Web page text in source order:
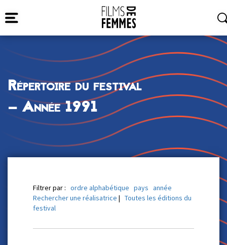
Répertoire du festival
— Année 1991
Filtrer par : ordre alphabétique pays année
Rechercher une réalisatrice | Toutes les éditions du
festival